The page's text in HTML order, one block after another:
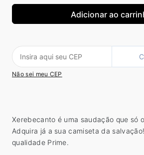
Não sei meu CEP
Xerebecanto é uma saudação que só
Adquira já a sua camiseta da
qualidade Prime.